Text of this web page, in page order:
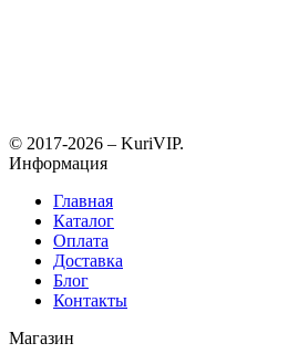
© 2017-2026 – KuriVIP.
Информация
Главная
Каталог
Оплата
Доставка
Блог
Контакты
Магазин